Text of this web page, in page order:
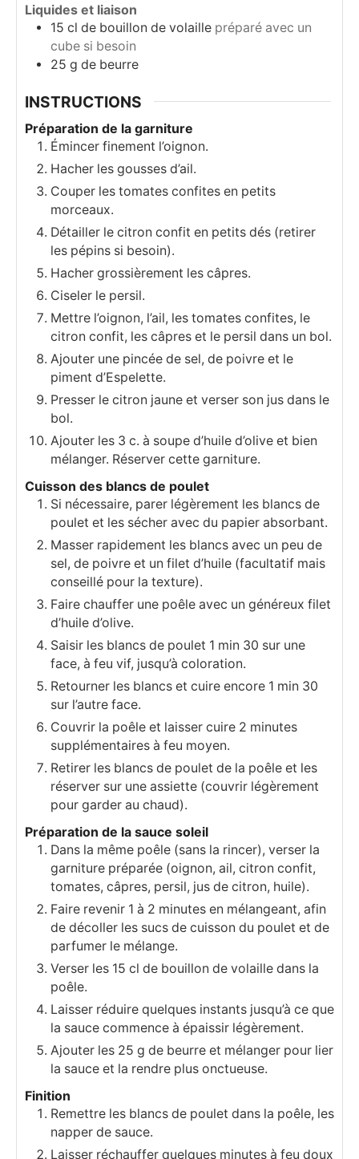
Liquides et liaison
15 cl de bouillon de volaille préparé avec un
cube si besoin
25 g de beurre
INSTRUCTIONS
Préparation de la garniture
Émincer finement l’oignon.
Hacher les gousses d’ail.
Couper les tomates confites en petits
morceaux.
Détailler le citron confit en petits dés (retirer
les pépins si besoin).
Hacher grossièrement les câpres.
Ciseler le persil.
Mettre l’oignon, l’ail, les tomates confites, le
citron confit, les câpres et le persil dans un bol.
Ajouter une pincée de sel, de poivre et le
piment d’Espelette.
Presser le citron jaune et verser son jus dans le
bol.
Ajouter les 3 c. à soupe d’huile d’olive et bien
mélanger. Réserver cette garniture.
Cuisson des blancs de poulet
Si nécessaire, parer légèrement les blancs de
poulet et les sécher avec du papier absorbant.
Masser rapidement les blancs avec un peu de
sel, de poivre et un filet d’huile (facultatif mais
conseillé pour la texture).
Faire chauffer une poêle avec un généreux filet
d’huile d’olive.
Saisir les blancs de poulet 1 min 30 sur une
face, à feu vif, jusqu’à coloration.
Retourner les blancs et cuire encore 1 min 30
sur l’autre face.
Couvrir la poêle et laisser cuire 2 minutes
supplémentaires à feu moyen.
Retirer les blancs de poulet de la poêle et les
réserver sur une assiette (couvrir légèrement
pour garder au chaud).
Préparation de la sauce soleil
Dans la même poêle (sans la rincer), verser la
garniture préparée (oignon, ail, citron confit,
tomates, câpres, persil, jus de citron, huile).
Faire revenir 1 à 2 minutes en mélangeant, afin
de décoller les sucs de cuisson du poulet et de
parfumer le mélange.
Verser les 15 cl de bouillon de volaille dans la
poêle.
Laisser réduire quelques instants jusqu’à ce que
la sauce commence à épaissir légèrement.
Ajouter les 25 g de beurre et mélanger pour lier
la sauce et la rendre plus onctueuse.
Finition
Remettre les blancs de poulet dans la poêle, les
napper de sauce.
Laisser réchauffer quelques minutes à feu doux